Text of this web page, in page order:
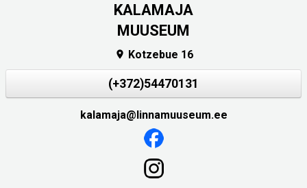
KALAMAJA
MUUSEUM
 Kotzebue 16
(+372)54470131
kalamaja@linnamuuseum.ee